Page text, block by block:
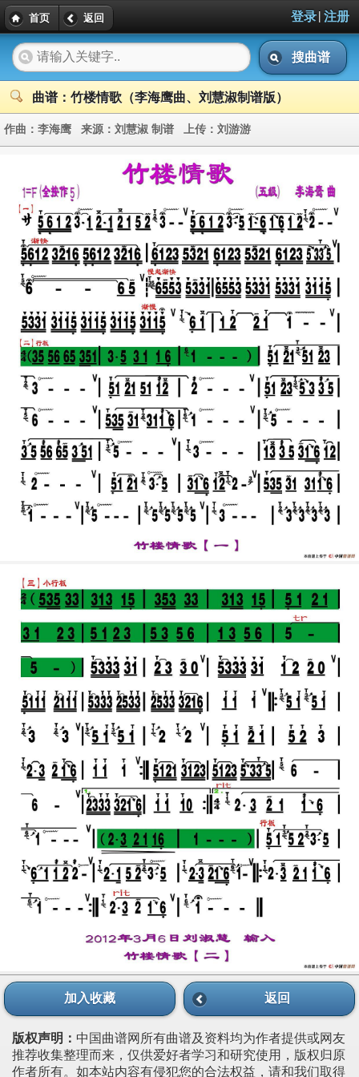
首页 返回 登录| 注册
搜曲谱
曲谱：竹楼情歌（李海鹰曲、刘慧淑制谱版）
作曲： 李海鹰 来源： 刘慧淑 制谱 上传： 刘游游
加入收藏 返回
版权声明： 中国曲谱网所有曲谱及资料均为作者提供或网友
推荐收集整理而来，仅供爱好者学习和研究使用，版权归原
作者所有。如本站内容有侵犯您的合法权益，请和我们取得